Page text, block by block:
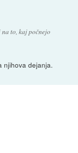
to, kaj počnejo
njihova dejanja.